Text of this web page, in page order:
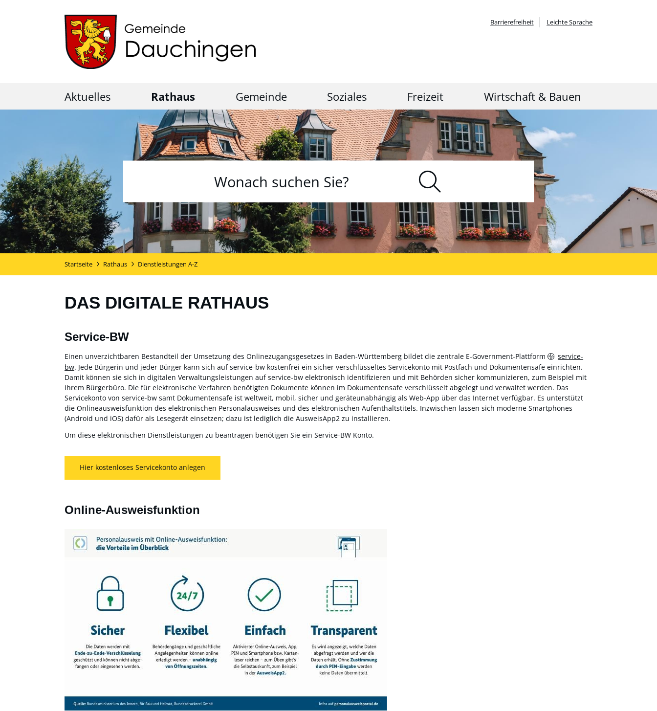
Barrierefreiheit Leichte Sprache
Aktuelles Rathaus Gemeinde Soziales Freizeit Wirtschaft & Bauen
Startseite Rathaus Dienstleistungen A-Z
DAS DIGITALE RATHAUS
Service-BW
Einen unverzichtbaren Bestandteil der Umsetzung des Onlinezugangsgesetzes in Baden-Württemberg bildet die zentrale E-Government-Plattform
service-
bw. Jede Bürgerin und jeder Bürger kann sich auf service-bw kostenfrei ein sicher verschlüsseltes Servicekonto mit Postfach und Dokumentensafe einrichten.
Damit können sie sich in digitalen Verwaltungsleistungen auf service-bw elektronisch identifizieren und mit Behörden sicher kommunizieren, zum Beispiel mit
Ihrem Bürgerbüro. Die für elektronische Verfahren benötigten Dokumente können im Dokumentensafe verschlüsselt abgelegt und verwaltet werden. Das
Servicekonto von service-bw samt Dokumentensafe ist weltweit, mobil, sicher und geräteunabhängig als Web-App über das Internet verfügbar. Es unterstützt
die Onlineausweisfunktion des elektronischen Personalausweises und des elektronischen Aufenthaltstitels. Inzwischen lassen sich moderne Smartphones
(Android und iOS) dafür als Lesegerät einsetzen; dazu ist lediglich die AusweisApp2 zu installieren.
Um diese elektronischen Dienstleistungen zu beantragen benötigen Sie ein Service-BW Konto.
Hier kostenloses Servicekonto anlegen
Online-Ausweisfunktion